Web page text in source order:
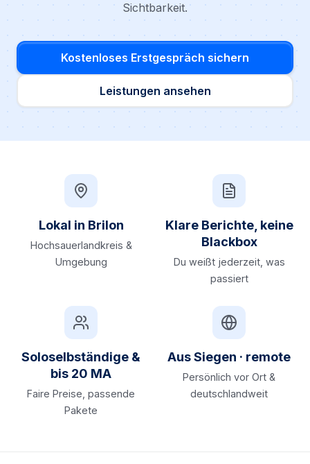
Sichtbarkeit.
Kostenloses Erstgespräch sichern
Leistungen ansehen
Lokal in Brilon
Hochsauerlandkreis &
Umgebung
Klare Berichte, keine
Blackbox
Du weißt jederzeit, was
passiert
Soloselbständige &
bis 20 MA
Faire Preise, passende
Pakete
Aus Siegen · remote
Persönlich vor Ort &
deutschlandweit